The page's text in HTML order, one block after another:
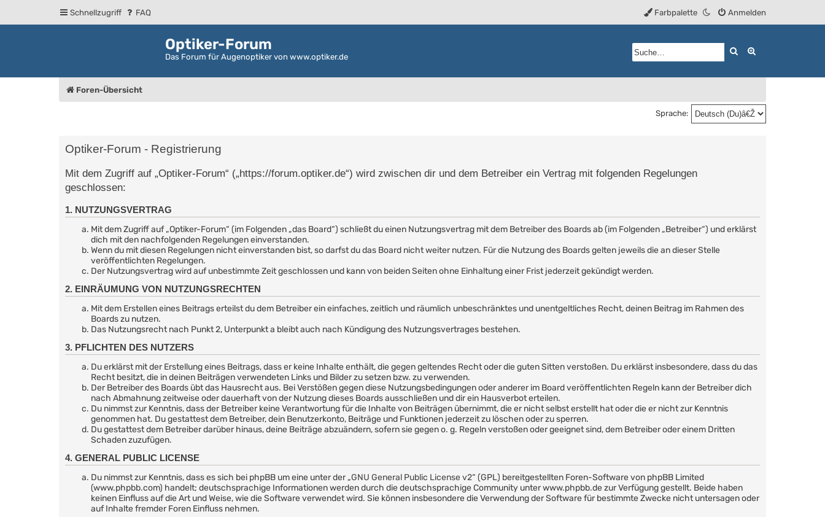
Schnellzugriff FAQ Anmelden
Farbpalette
Optiker-Forum
Das Forum für Augenoptiker von www.optiker.de
Suche
Foren-Übersicht
Sprache:
Optiker-Forum - Registrierung
Mit dem Zugriff auf „Optiker-Forum“ („https://forum.optiker.de“) wird zwischen dir und dem Betreiber ein Vertrag mit folgenden Regelungen
geschlossen:
1. NUTZUNGSVERTRAG
Mit dem Zugriff auf „Optiker-Forum“ (im Folgenden „das Board“) schließt du einen Nutzungsvertrag mit dem Betreiber des Boards ab (im Folgenden „Betreiber“) und erklärst
dich mit den nachfolgenden Regelungen einverstanden.
Wenn du mit diesen Regelungen nicht einverstanden bist, so darfst du das Board nicht weiter nutzen. Für die Nutzung des Boards gelten jeweils die an dieser Stelle
veröffentlichten Regelungen.
Der Nutzungsvertrag wird auf unbestimmte Zeit geschlossen und kann von beiden Seiten ohne Einhaltung einer Frist jederzeit gekündigt werden.
2. EINRÄUMUNG VON NUTZUNGSRECHTEN
Mit dem Erstellen eines Beitrags erteilst du dem Betreiber ein einfaches, zeitlich und räumlich unbeschränktes und unentgeltliches Recht, deinen Beitrag im Rahmen des
Boards zu nutzen.
Das Nutzungsrecht nach Punkt 2, Unterpunkt a bleibt auch nach Kündigung des Nutzungsvertrages bestehen.
3. PFLICHTEN DES NUTZERS
Du erklärst mit der Erstellung eines Beitrags, dass er keine Inhalte enthält, die gegen geltendes Recht oder die guten Sitten verstoßen. Du erklärst insbesondere, dass du das
Recht besitzt, die in deinen Beiträgen verwendeten Links und Bilder zu setzen bzw. zu verwenden.
Der Betreiber des Boards übt das Hausrecht aus. Bei Verstößen gegen diese Nutzungsbedingungen oder anderer im Board veröffentlichten Regeln kann der Betreiber dich
nach Abmahnung zeitweise oder dauerhaft von der Nutzung dieses Boards ausschließen und dir ein Hausverbot erteilen.
Du nimmst zur Kenntnis, dass der Betreiber keine Verantwortung für die Inhalte von Beiträgen übernimmt, die er nicht selbst erstellt hat oder die er nicht zur Kenntnis
genommen hat. Du gestattest dem Betreiber, dein Benutzerkonto, Beiträge und Funktionen jederzeit zu löschen oder zu sperren.
Du gestattest dem Betreiber darüber hinaus, deine Beiträge abzuändern, sofern sie gegen o. g. Regeln verstoßen oder geeignet sind, dem Betreiber oder einem Dritten
Schaden zuzufügen.
4. GENERAL PUBLIC LICENSE
Du nimmst zur Kenntnis, dass es sich bei phpBB um eine unter der „GNU General Public License v2“ (GPL) bereitgestellten Foren-Software von phpBB Limited
(www.phpbb.com) handelt; deutschsprachige Informationen werden durch die deutschsprachige Community unter www.phpbb.de zur Verfügung gestellt. Beide haben
keinen Einfluss auf die Art und Weise, wie die Software verwendet wird. Sie können insbesondere die Verwendung der Software für bestimmte Zwecke nicht untersagen oder
auf Inhalte fremder Foren Einfluss nehmen.